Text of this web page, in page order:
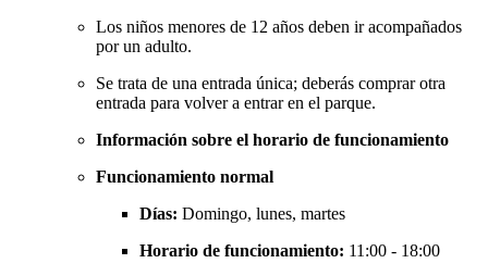
Los niños menores de 12 años deben ir acompañados
por un adulto.
Se trata de una entrada única; deberás comprar otra
entrada para volver a entrar en el parque.
Información sobre el horario de funcionamiento
Funcionamiento normal
Días: Domingo, lunes, martes
Horario de funcionamiento: 11:00 - 18:00